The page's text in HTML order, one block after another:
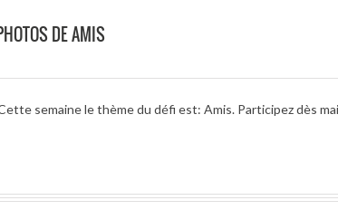
DE AMIS
semaine le thème du défi est: Amis. Participez dès